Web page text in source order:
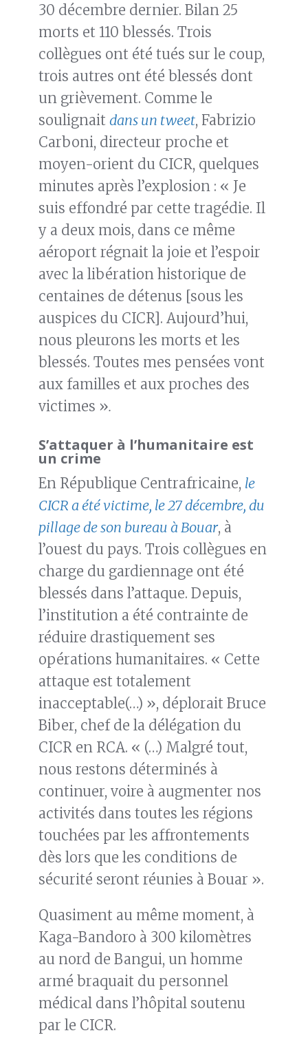
30 décembre dernier. Bilan 25
morts et 110 blessés. Trois
collègues ont été tués sur le coup,
trois autres ont été blessés dont
un grièvement. Comme le
soulignait dans un tweet, Fabrizio
Carboni, directeur proche et
moyen-orient du CICR, quelques
minutes après l’explosion : « Je
suis effondré par cette tragédie. Il
y a deux mois, dans ce même
aéroport régnait la joie et l’espoir
avec la libération historique de
centaines de détenus [sous les
auspices du CICR]. Aujourd’hui,
nous pleurons les morts et les
blessés. Toutes mes pensées vont
aux familles et aux proches des
victimes ».
S’attaquer à l’humanitaire est
un crime
En République Centrafricaine, le
CICR a été victime, le 27 décembre, du
pillage de son bureau à Bouar, à
l’ouest du pays. Trois collègues en
charge du gardiennage ont été
blessés dans l’attaque. Depuis,
l’institution a été contrainte de
réduire drastiquement ses
opérations humanitaires. « Cette
attaque est totalement
inacceptable(…) », déplorait Bruce
Biber, chef de la délégation du
CICR en RCA. « (…) Malgré tout,
nous restons déterminés à
continuer, voire à augmenter nos
activités dans toutes les régions
touchées par les affrontements
dès lors que les conditions de
sécurité seront réunies à Bouar ».
Quasiment au même moment, à
Kaga-Bandoro à 300 kilomètres
au nord de Bangui, un homme
armé braquait du personnel
médical dans l’hôpital soutenu
par le CICR.